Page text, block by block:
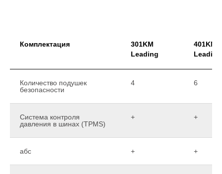
Комплектация
301KM
Leading
401KM
Leading
Количество подушек
безопасности
4 6
Система контроля
давления в шинах (TPMS)
+ +
абс + +